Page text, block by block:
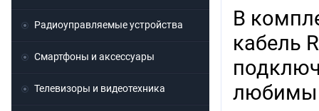
В
кабель
Радиоуправляемые устройства
Смартфоны и аксессуары
Телевизоры и видеотехника